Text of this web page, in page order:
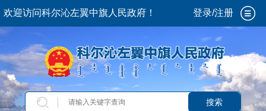
欢迎访问科尔沁左翼中旗人民政府！ 登录/注册
搜索